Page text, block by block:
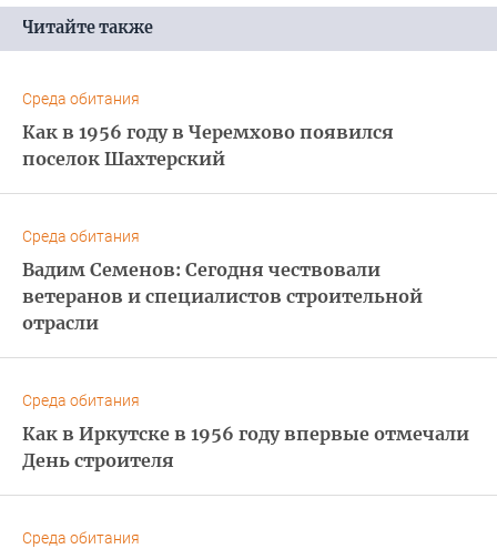
Читайте также
Среда обитания
Как в 1956 году в Черемхово появился
поселок Шахтерский
Среда обитания
Вадим Семенов: Сегодня чествовали
ветеранов и специалистов строительной
отрасли
Среда обитания
Как в Иркутске в 1956 году впервые отмечали
День строителя
Среда обитания